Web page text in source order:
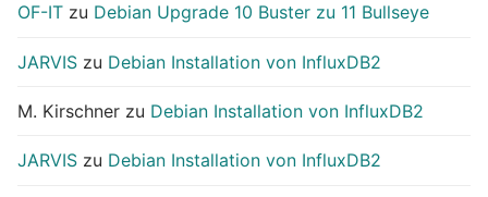
OF-IT zu Debian Upgrade 10 Buster zu 11 Bullseye
JARVIS zu Debian Installation von InfluxDB2
M. Kirschner zu Debian Installation von InfluxDB2
JARVIS zu Debian Installation von InfluxDB2